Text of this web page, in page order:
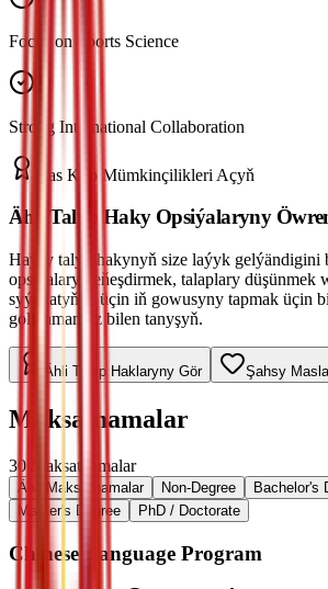
Focus on Sports Science
Strong International Collaboration
Has Köp Mümkinçilikleri Açyň
Ähli Talyp Haky Opsiýalaryny
Haýsy talyp hakynyň size laýyk
opsiýalary deňeşdirmek, talaplary düşünmek
syýahatyňyz üçin iň gowusyny tapmak üçin
gollanmamyz bilen tanyşyň.
Ähli Talyp Haklaryny Gör Şahsy
Maksatnamalar
30 Maksatnamalar
Ähli Maksatnamalar Non-Degree
Bachelor's
Master's Degree
PhD / Doctorate
Chinese Language Program